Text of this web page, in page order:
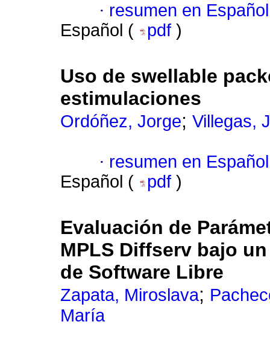
· resumen en Español
Español (
pdf )
Uso de swellable
estimulaciones
Ordóñez, Jorge; Villegas,
· resumen en Español
Español (
pdf )
Evaluación de
MPLS Diffserv bajo
de Software Libre
Zapata, Miroslava;
María